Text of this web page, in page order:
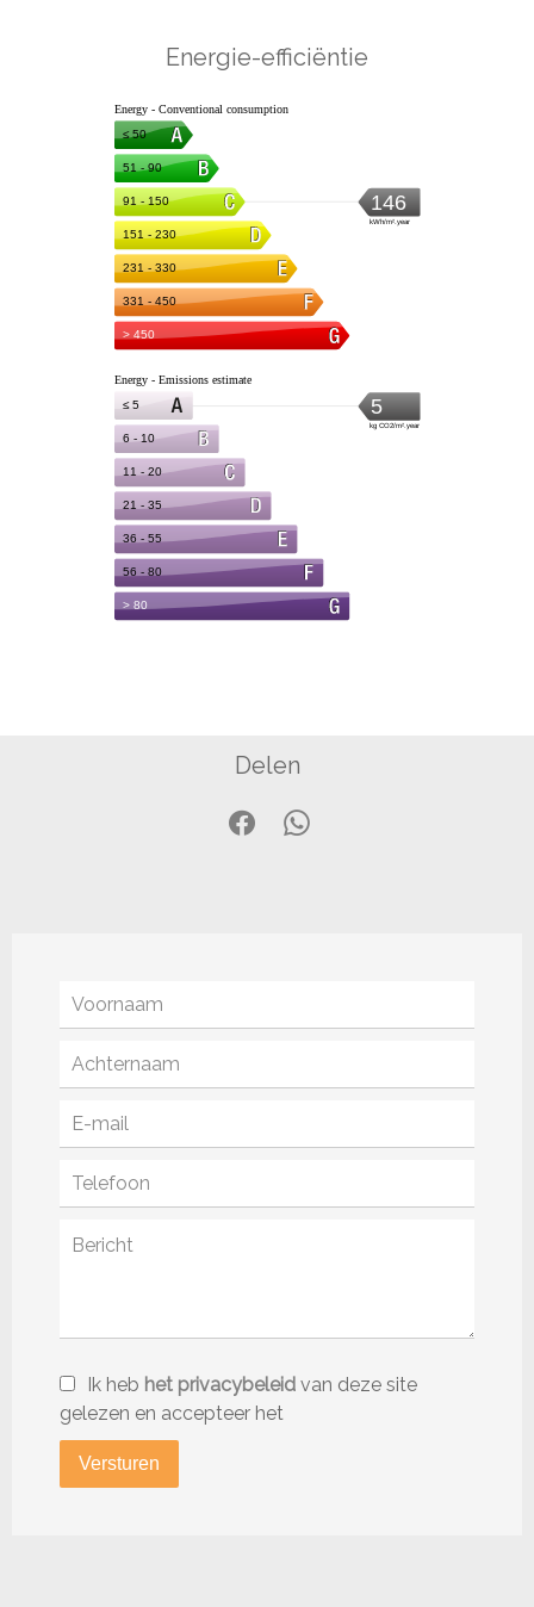
Energie-efficiëntie
Delen
Ik heb het privacybeleid van deze site
gelezen en accepteer het
Versturen